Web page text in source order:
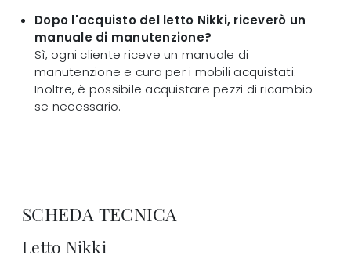
Dopo l'acquisto del letto Nikki, riceverò un
manuale di manutenzione?
Sì, ogni cliente riceve un manuale di
manutenzione e cura per i mobili acquistati.
Inoltre, è possibile acquistare pezzi di ricambio
se necessario.
SCHEDA TECNICA
Letto Nikki